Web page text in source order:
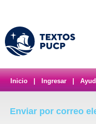
Inicio Ingresar
Enviar por correo